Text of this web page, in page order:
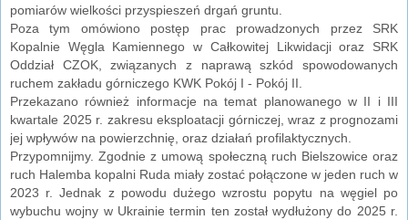
pomiarów wielkości przyspieszeń drgań gruntu.
Poza tym omówiono postęp prac prowadzonych przez SRK
Kopalnie Węgla Kamiennego w Całkowitej Likwidacji oraz SRK
Oddział CZOK, związanych z naprawą szkód spowodowanych
ruchem zakładu górniczego KWK Pokój I - Pokój II.
Przekazano również informacje na temat planowanego w II i III
kwartale 2025 r. zakresu eksploatacji górniczej, wraz z prognozami
jej wpływów na powierzchnię, oraz działań profilaktycznych.
Przypomnijmy. Zgodnie z umową społeczną ruch Bielszowice oraz
ruch Halemba kopalni Ruda miały zostać połączone w jeden ruch w
2023 r. Jednak z powodu dużego wzrostu popytu na węgiel po
wybuchu wojny w Ukrainie termin ten został wydłużony do 2025 r.